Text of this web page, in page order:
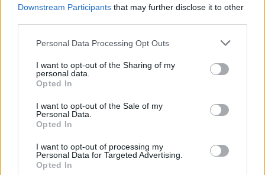
Downstream Participants that may further disclose it to other
Personal Data Processing Opt Outs
I want to opt-out of the Sharing of my
personal data.
Opted In
I want to opt-out of the Sale of my
Personal Data.
Opted In
I want to opt-out of processing my
Personal Data for Targeted Advertising.
Opted In